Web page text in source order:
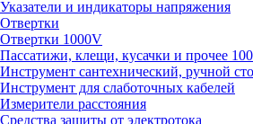
Указатели и индикаторы напряжения
Отвертки
Отвертки 1000V
Пассатижи, клещи, кусачки и прочее
Инструмент сантехнический, ручной
Инструмент для слаботочных кабелей
Измерители расстояния
Средства защиты от электротока